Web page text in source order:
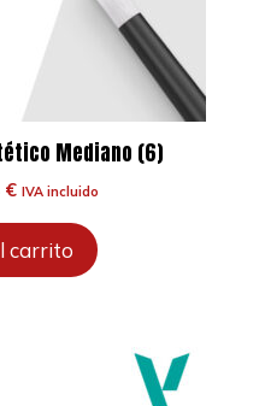
Mediano (6)
€El
actual
es:
IVA incluido
carrito